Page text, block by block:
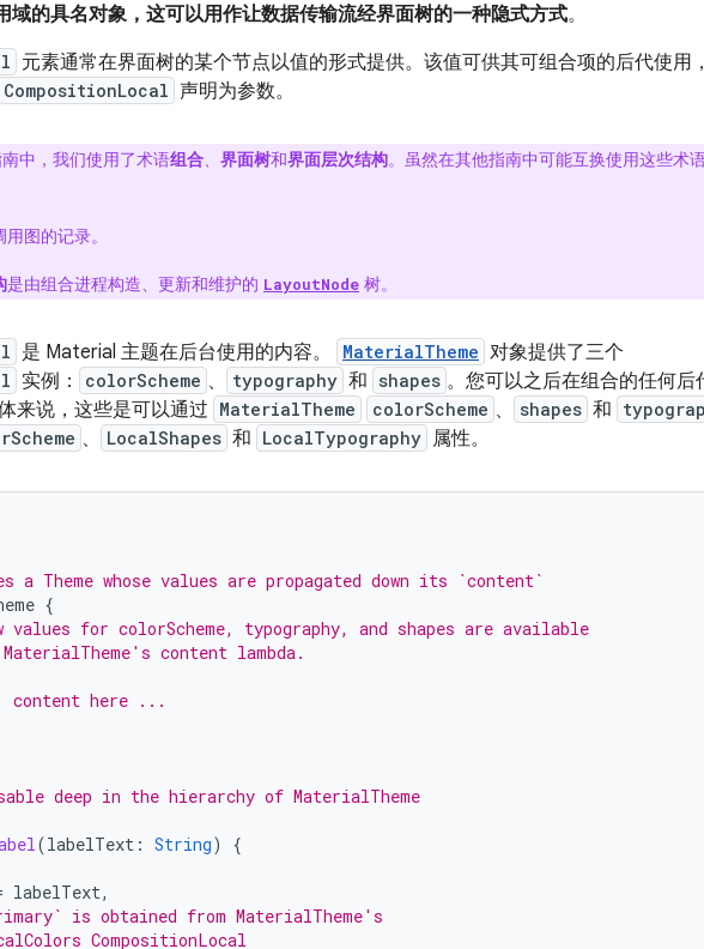
域的具名对象，这可以用作让数据传输流经界面树的一种隐式方式。
元素通常在界面树的某个节点以值的形式提供。该值可供其可组合项的后代使用
CompositionLocal 声明为参数。
南中，我们使用了术语组合、 界面树和界面层次结构。虽然在其他指南中可能互换使用这些术
图的记录。
是由组合进程构造、更新和维护的 LayoutNode 树。
是 Material 主题在后台使用的内容。 MaterialTheme 对象提供了三个
实例： colorScheme 、 typography 和 shapes 。您可以之后在组合的任何后
来说，这些是可以通过 MaterialTheme colorScheme 、 shapes 和
、 LocalShapes 和 LocalTypography 属性。
a Theme whose values are propagated down its `content`
{
values for colorScheme, typography, and shapes are available
content lambda.
here ...
deep in the hierarchy of MaterialTheme
(labelText : String)
{
labelText,
is obtained from MaterialTheme's
CompositionLocal